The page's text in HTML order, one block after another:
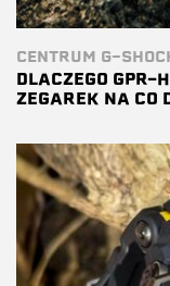
CENTRUM G-
DLACZEGO
ZEGAREK NA CO